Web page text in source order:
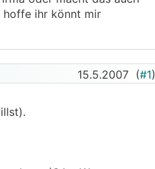
hoffe ihr könnt mir
15.5.2007 (#1)